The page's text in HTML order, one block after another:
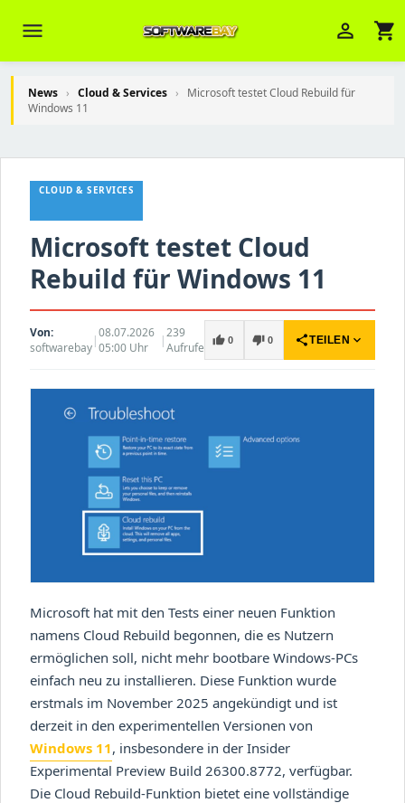
menu person_outline shopping_cart
News › Cloud & Services ›
Microsoft testet Cloud Rebuild für
Windows 11
CLOUD & SERVICES
Microsoft testet Cloud
Rebuild für Windows 11
Von:
softwarebay|08.07.2026
05:00 Uhr
|239
Aufrufe
thumb_up 0 thumb_down 0 shareTEILEN expand_more
Microsoft hat mit den Tests einer neuen Funktion
namens Cloud Rebuild begonnen, die es Nutzern
ermöglichen soll, nicht mehr bootbare Windows-PCs
einfach neu zu installieren. Diese Funktion wurde
erstmals im November 2025 angekündigt und ist
derzeit in den experimentellen Versionen von
Windows 11, insbesondere in der Insider
Experimental Preview Build 26300.8772, verfügbar.
Die Cloud Rebuild-Funktion bietet eine vollständige
Brasov